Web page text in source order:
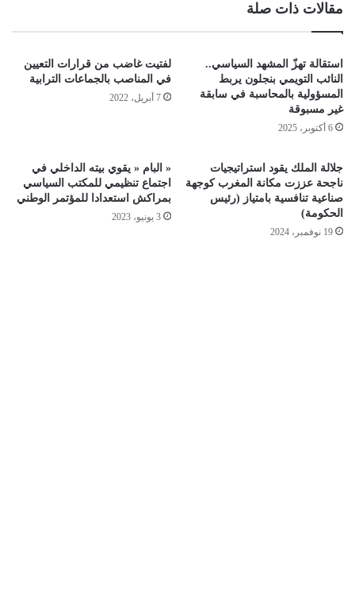
مقالات ذات صلة
استقالة تهزّ المشهد السياسي..
النائب التويمي بنجلون يربط
المسؤولية بالمحاسبة في سابقة
غير مسبوقة
6 أكتوبر، 2025
لفتيت غاضب من قرارات التعيين
في المناصب بالجماعات الترابية
7 أبريل، 2022
جلالة الملك يقود استراتيجيات
ناجحة عززت مكانة المغرب كوجهة
صناعية تنافسية بامتياز (رئيس
الحكومة)
19 نوفمبر، 2024
« البام « يقوي بيته الداخلي في
اجتماع تنظيمي للمكتب السياسي
بمراكش استعدادا للمؤتمر الوطني
3 يونيو، 2023